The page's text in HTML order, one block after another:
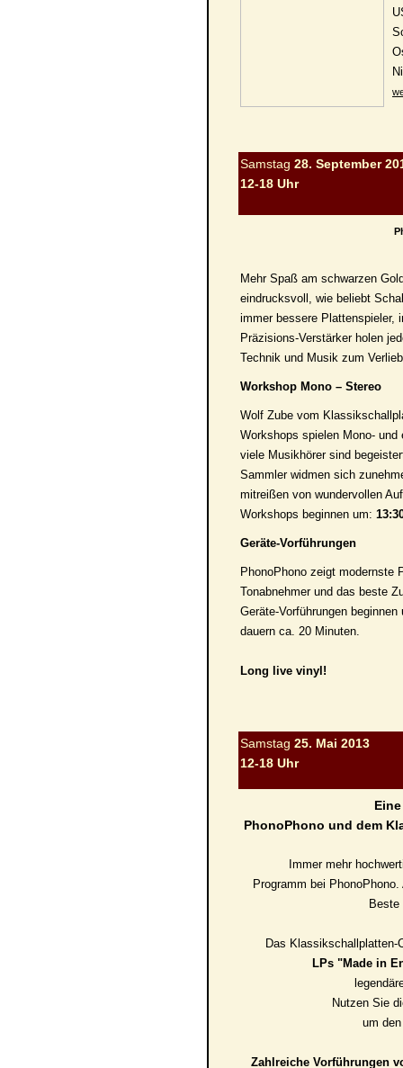
Samstag 28. September
12-18 Uhr
Mehr Spaß am schwarzen
eindrucksvoll, wie beliebt
immer bessere Plattenspieler,
Präzisions-Verstärker holen
Technik und Musik zum
Workshop Mono – Stereo
Wolf Zube vom
Workshops spielen Mono-
viele Musikhörer sind
Sammler widmen sich
mitreißen von wundervollen
Workshops beginnen um:
Geräte-Vorführungen
PhonoPhono zeigt modernste
Tonabnehmer und das beste
Geräte-Vorführungen
dauern ca. 20 Minuten.
Long live vinyl!
Samstag 25. Mai 2013
12-18 Uhr
PhonoPhono und dem
Immer mehr
Programm bei
Das Klassikschallplatten-
LPs "Made in
Nutzen Sie
um
Zahlreiche Vorführungen